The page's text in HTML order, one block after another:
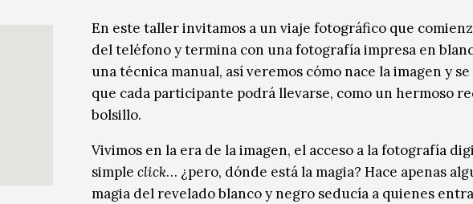
En este taller invitamos a un viaje fotográfico que
del teléfono y termina con una fotografía impresa en
una técnica manual, así veremos cómo nace la imagen y
que cada participante podrá llevarse, como un hermoso
bolsillo.
Vivimos en la era de la imagen, el acceso a la fotografía
simple click… ¿pero, dónde está la magia? Hace apenas
magia del revelado blanco y negro seducía a quienes